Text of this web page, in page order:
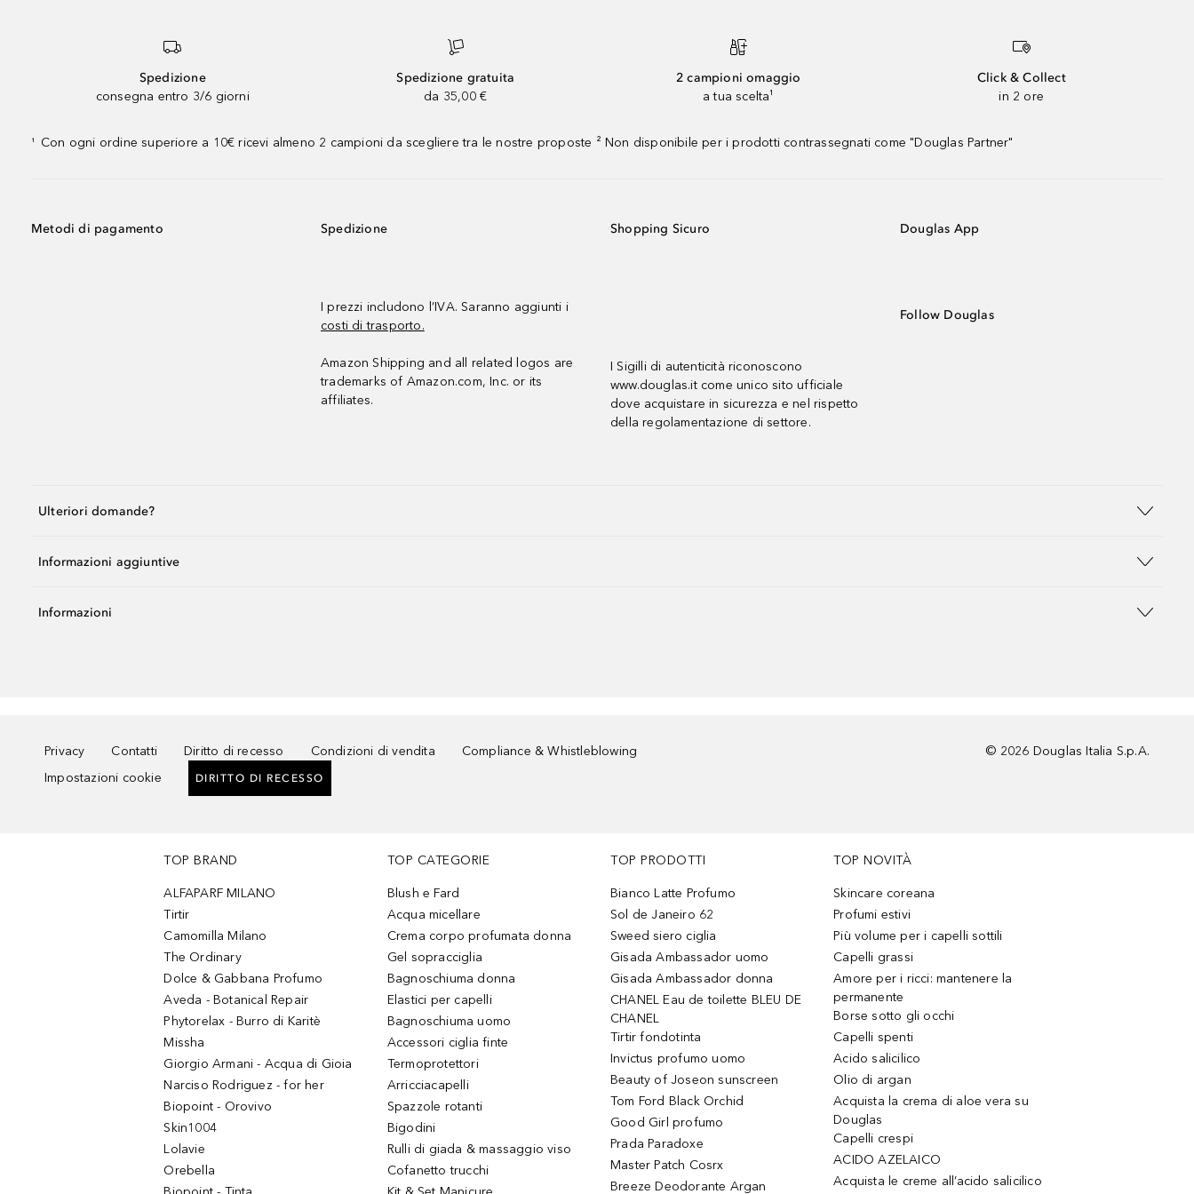
Spedizione
consegna entro 3/6 giorni
Spedizione gratuita
da 35,00 €
2 campioni omaggio
a tua scelta¹
Click & Collect
in 2 ore
¹ Con ogni ordine superiore a 10€ ricevi almeno 2 campioni da scegliere tra le nostre proposte ² Non disponibile per i prodotti contrassegnati come "Douglas Partner"
Metodi di pagamento Spedizione
I prezzi includono l’IVA. Saranno aggiunti i
costi di trasporto.
Amazon Shipping and all related logos are
trademarks of Amazon.com, Inc. or its
affiliates.
Shopping Sicuro
I Sigilli di autenticità riconoscono
www.douglas.it come unico sito ufficiale
dove acquistare in sicurezza e nel rispetto
della regolamentazione di settore.
Douglas App
Follow Douglas
Ulteriori domande?
Informazioni aggiuntive
Informazioni
Privacy Contatti Diritto di recesso Condizioni di vendita
Compliance & Whistleblowing
Impostazioni cookie
DIRITTO DI RECESSO
© 2026 Douglas Italia S.p.A.
TOP BRAND
ALFAPARF MILANO
Tirtir
Camomilla Milano
The Ordinary
Dolce & Gabbana Profumo
Aveda - Botanical Repair
Phytorelax - Burro di Karitè
Missha
Giorgio Armani - Acqua di Gioia
Narciso Rodriguez - for her
Biopoint - Orovivo
Skin1004
Lolavie
Orebella
TOP CATEGORIE
Blush e Fard
Acqua micellare
Crema corpo profumata donna
Gel sopracciglia
Bagnoschiuma donna
Elastici per capelli
Bagnoschiuma uomo
Accessori ciglia finte
Termoprotettori
Arricciacapelli
Spazzole rotanti
Bigodini
Rulli di giada & massaggio viso
Cofanetto trucchi
TOP PRODOTTI
Bianco Latte Profumo
Sol de Janeiro 62
Sweed siero ciglia
Gisada Ambassador uomo
Gisada Ambassador donna
CHANEL Eau de toilette BLEU DE
CHANEL
Tirtir fondotinta
Invictus profumo uomo
Beauty of Joseon sunscreen
Tom Ford Black Orchid
Good Girl profumo
Prada Paradoxe
Master Patch Cosrx
Breeze Deodorante Argan
TOP NOVITÀ
Skincare coreana
Profumi estivi
Più volume per i capelli sottili
Capelli grassi
Amore per i ricci: mantenere la
permanente
Borse sotto gli occhi
Capelli spenti
Acido salicilico
Olio di argan
Acquista la crema di aloe vera su
Douglas
Capelli crespi
ACIDO AZELAICO
Acquista le creme all’acido salicilico